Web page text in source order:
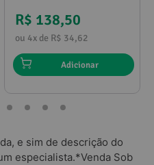
R$ 138,50
ou 4x de R$ 34,62
Adicionar
e sim de descrição do
especialista.*Venda Sob